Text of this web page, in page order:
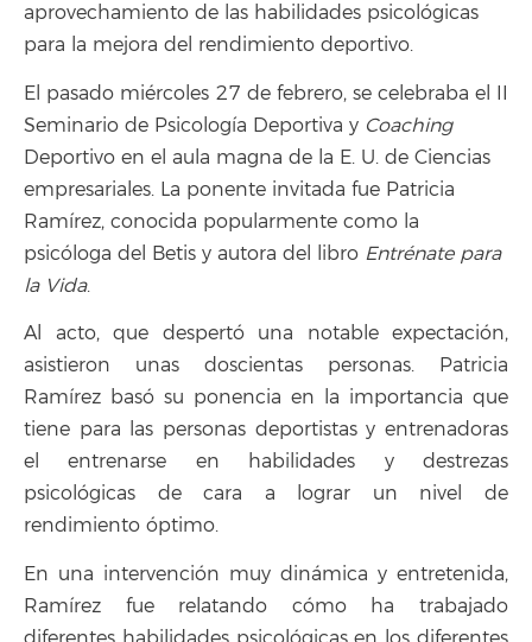
aprovechamiento de las habilidades psicológicas
para la mejora del rendimiento deportivo.
El pasado miércoles 27 de febrero, se celebraba el II
Seminario de Psicología Deportiva y Coaching
Deportivo en el aula magna de la E. U. de Ciencias
empresariales. La ponente invitada fue Patricia
Ramírez, conocida popularmente como la
psicóloga del Betis y autora del libro Entrénate para
la Vida.
Al acto, que despertó una notable expectación,
asistieron unas doscientas personas. Patricia
Ramírez basó su ponencia en la importancia que
tiene para las personas deportistas y entrenadoras
el entrenarse en habilidades y destrezas
psicológicas de cara a lograr un nivel de
rendimiento óptimo.
En una intervención muy dinámica y entretenida,
Ramírez fue relatando cómo ha trabajado